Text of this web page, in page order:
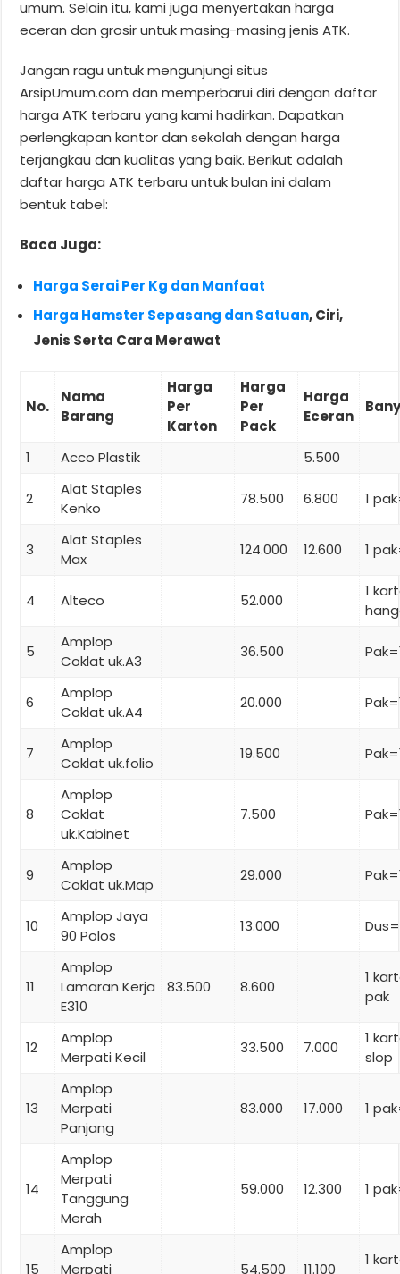
umum. Selain itu, kami juga menyertakan harga
eceran dan grosir untuk masing-masing jenis ATK.
Jangan ragu untuk mengunjungi situs
ArsipUmum.com dan memperbarui diri dengan daftar
harga ATK terbaru yang kami hadirkan. Dapatkan
perlengkapan kantor dan sekolah dengan harga
terjangkau dan kualitas yang baik. Berikut adalah
daftar harga ATK terbaru untuk bulan ini dalam
bentuk tabel:
Baca Juga:
Harga Serai Per Kg dan Manfaat
Harga Hamster Sepasang dan Satuan, Ciri,
Jenis Serta Cara Merawat
No.
Nama
Barang
Harga
Per
Karton
Harga
Per
Pack
Harga
Eceran
1 Acco Plastik 5.500
2
Alat Staples
Kenko
78.500 6.800 1
3
Alat Staples
Max
124.000 12.600 1
4 Alteco 52.000
1
5
Amplop
Coklat uk.A3
36.500
6
Amplop
Coklat uk.A4
20.000
7
Amplop
Coklat uk.folio
19.500
8
Amplop
Coklat
uk.Kabinet
7.500
9
Amplop
Coklat uk.Map
29.000
10
Amplop Jaya
90 Polos
13.000
11
Amplop
Lamaran Kerja
E310
83.500 8.600
1
pak
12
Amplop
Merpati Kecil
33.500 7.000
1
slop
13
Amplop
Merpati
Panjang
83.000 17.000 1
14
Amplop
Merpati
Tanggung
Merah
59.000 12.300 1
15
Amplop
Merpati
54.500 11.100
1